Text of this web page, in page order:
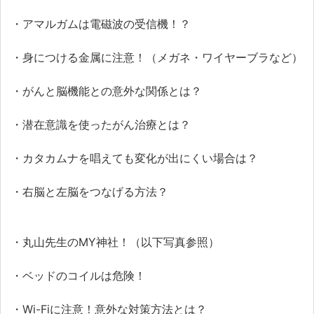
・アマルガムは電磁波の受信機！？
・身につける金属に注意！（メガネ・ワイヤーブラなど）
・がんと脳機能との意外な関係とは？
・潜在意識を使ったがん治療とは？
・カタカムナを唱えても変化が出にくい場合は？
・右脳と左脳をつなげる方法？
・丸山先生のMY神社！（以下写真参照）
・ベッドのコイルは危険！
・Wi-Fiに注意！意外な対策方法とは？